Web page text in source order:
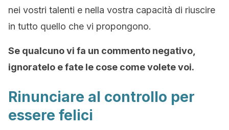
nei vostri talenti e nella vostra capacità di riuscire
in tutto quello che vi propongono.
Se qualcuno vi fa un commento negativo,
ignoratelo e fate le cose come volete voi.
Rinunciare al controllo per
essere felici